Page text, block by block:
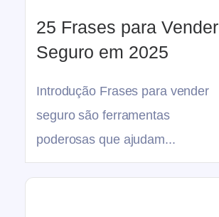
25 Frases para Vender
Seguro em 2025
Introdução Frases para vender
seguro são ferramentas
poderosas que ajudam...